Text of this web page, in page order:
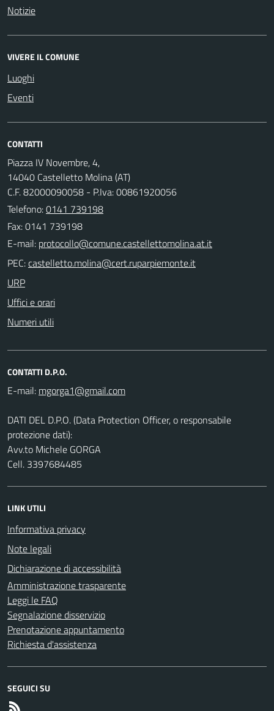
Notizie
VIVERE IL COMUNE
Luoghi
Eventi
CONTATTI
Piazza IV Novembre, 4,
14040 Castelletto Molina (AT)
C.F. 82000090058 - P.Iva: 00861920056
Telefono:0141 739198
Fax: 0141 739198
E-mail:
PEC:
URP
Uffici e orari
Numeri utili
CONTATTI D.P.O.
E-mail:
DATI DEL D.P.O. (Data Protection Officer, o responsabile
protezione dati):
Avv.to Michele GORGA
Cell. 3397684485
LINK UTILI
Informativa privacy
Note legali
Dichiarazione di accessibilità
Amministrazione trasparente
Leggi le FAQ
Segnalazione disservizio
Prenotazione appuntamento
Richiesta d'assistenza
SEGUICI SU